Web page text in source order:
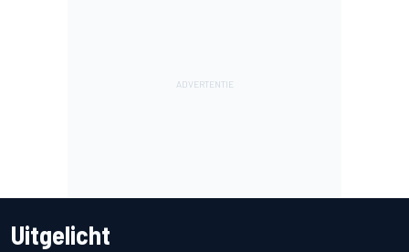
Uitgelicht